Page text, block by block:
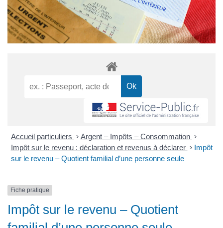
Accueil particuliers > Argent – Impôts – Consommation >
Impôt sur le revenu : déclaration et revenus à déclarer > Impôt
sur le revenu – Quotient familial d’une personne seule
Fiche pratique
Impôt sur le revenu – Quotient